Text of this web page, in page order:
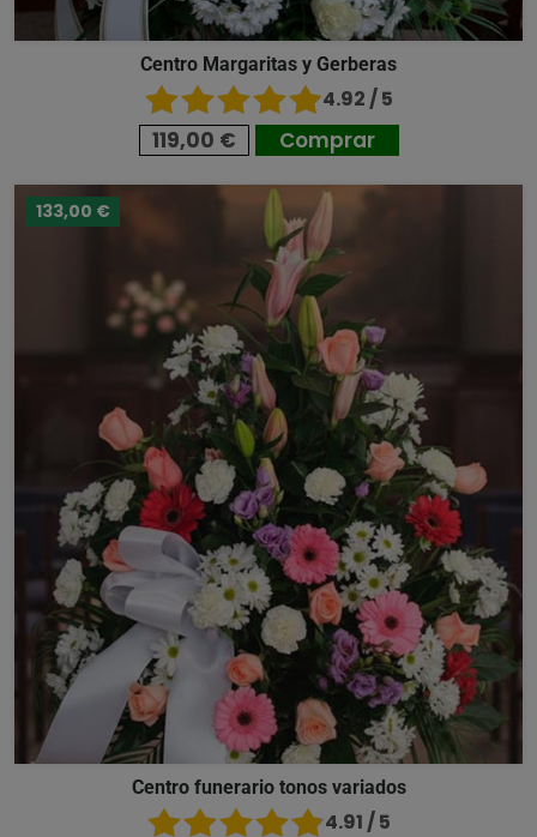
Centro Margaritas y Gerberas
4.92 / 5
119,00 € Comprar
133,00 €
Centro funerario tonos variados
4.91 / 5